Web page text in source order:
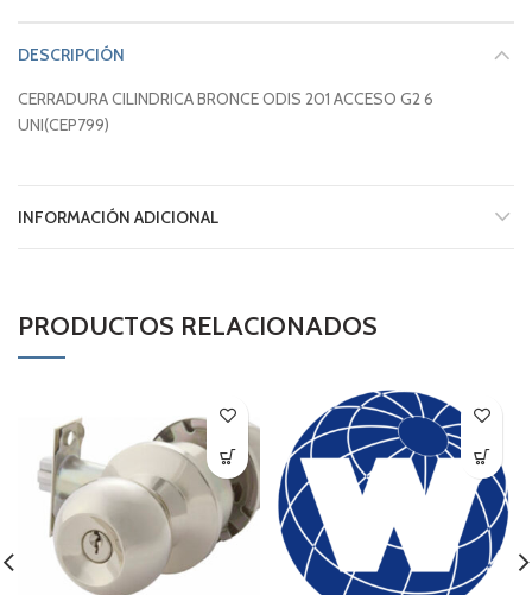
DESCRIPCIÓN
CERRADURA CILINDRICA BRONCE ODIS 201 ACCESO G2 6
UNI(CEP799)
INFORMACIÓN ADICIONAL
PRODUCTOS RELACIONADOS